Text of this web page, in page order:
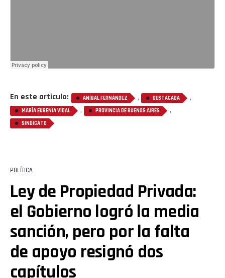
En este artículo: ANÍBAL FERNÁNDEZ , DESTACADA ,
MARÍA EUGENIA VIDAL , PROVINCIA DE BUENOS AIRES ,
SINDICATO
POLÍTICA
Ley de Propiedad Privada:
el Gobierno logró la media
sanción, pero por la falta
de apoyo resignó dos
capítulos